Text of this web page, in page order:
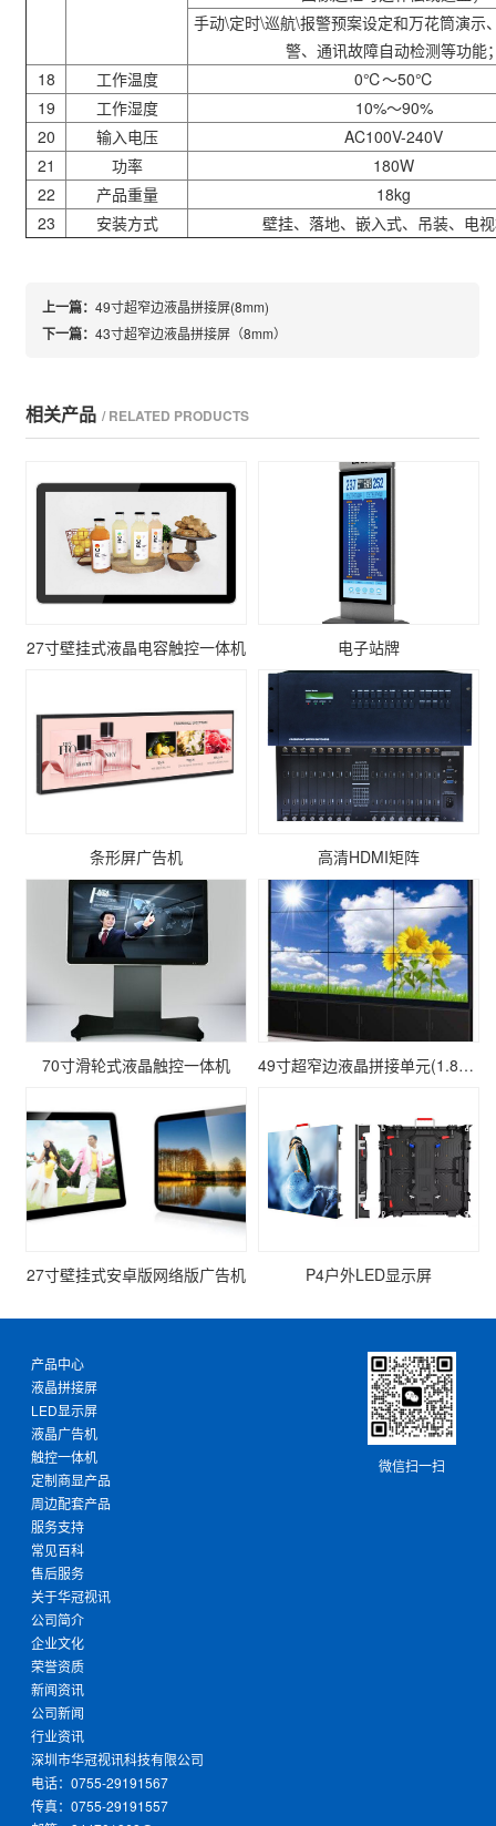
手动\定时\巡航\报警预案设定和万花筒演示
警、通讯故障自动检测等功能
18
工作温度 0℃～50℃
19
工作湿度 10%～90%
20
输入电压
AC100V-240V
21
功率
180W
22
产品重量
18kg
23
安装方式 壁挂、落地、嵌入式、吊装、电
上一篇：49寸超窄边液晶拼接屏(8mm)
下一篇：43寸超窄边液晶拼接屏（8mm）
相关产品 / RELATED PRODUCTS
27寸壁挂式液晶电容触控一体机 电子站牌
条形屏广告机 高清HDMI矩阵
70寸滑轮式液晶触控一体机 49寸超窄边液晶拼接单元(1.8mm)
27寸壁挂式安卓版网络版广告机 P4户外LED显示屏
微信扫一扫
产品中心
液晶拼接屏
LED显示屏
液晶广告机
触控一体机
定制商显产品
周边配套产品
服务支持
常见百科
售后服务
关于华冠视讯
公司简介
企业文化
荣誉资质
新闻资讯
公司新闻
行业资讯
深圳市华冠视讯科技有限公司
电话：0755-29191567
传真：0755-29191557